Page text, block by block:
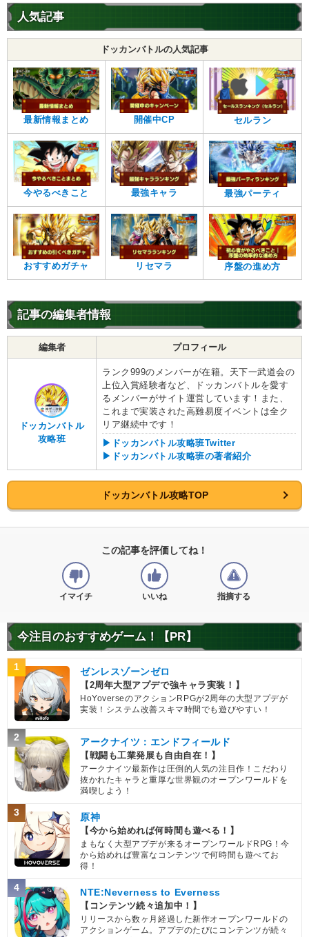
人気記事
ドッカンバトルの人気記事
最新情報まとめ 開催中CP セルラン
今やるべきこと 最強キャラ 最強パーティ
おすすめガチャ リセマラ 序盤の進め方
記事の編集者情報
編集者 プロフィール
ドッカンバトル
攻略班
ランク999のメンバーが在籍。天下一武道会の
上位入賞経験者など、ドッカンバトルを愛す
るメンバーがサイト運営しています！また、
これまで実装された高難易度イベントは全ク
リア継続中です！
▶ドッカンバトル攻略班Twitter
▶ドッカンバトル攻略班の著者紹介
ドッカンバトル攻略TOP
この記事を評価してね！
イマイチ いいね 指摘する
今注目のおすすめゲーム！【PR】
1 ゼンレスゾーンゼロ
【2周年大型アプデで強キャラ実装！】
HoYoverseのアクションRPGが2周年の大型アプデが
実装！システム改善スキマ時間でも遊びやすい！
2 アークナイツ：エンドフィールド
【戦闘も工業発展も自由自在！】
アークナイツ最新作は圧倒的人気の注目作！こだわり
抜かれたキャラと重厚な世界観のオープンワールドを
満喫しよう！
3 原神
【今から始めれば何時間も遊べる！】
まもなく大型アプデが来るオープンワールドRPG！今
から始めれば豊富なコンテンツで何時間も遊べてお
得！
4 NTE:Neverness to Everness
【コンテンツ続々追加中！】
リリースから数ヶ月経過した新作オープンワールドの
アクションゲーム。アプデのたびにコンテンツが続々